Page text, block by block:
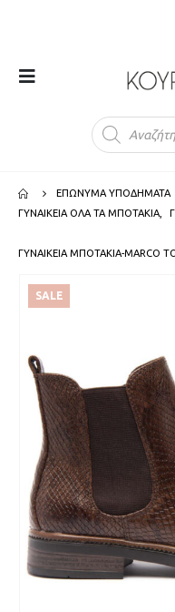
ΕΠΩΝΥΜΑ ΥΠΟΔΗΜΑΤΑ
ΓΥΝΑΙΚΕΙΑ ΟΛΑ ΤΑ ΜΠΟΤΑΚΙΑ
ΓΥΝΑΙΚΕΙΑ ΜΠΟΤΑΚΙΑ-MARCO
SALE